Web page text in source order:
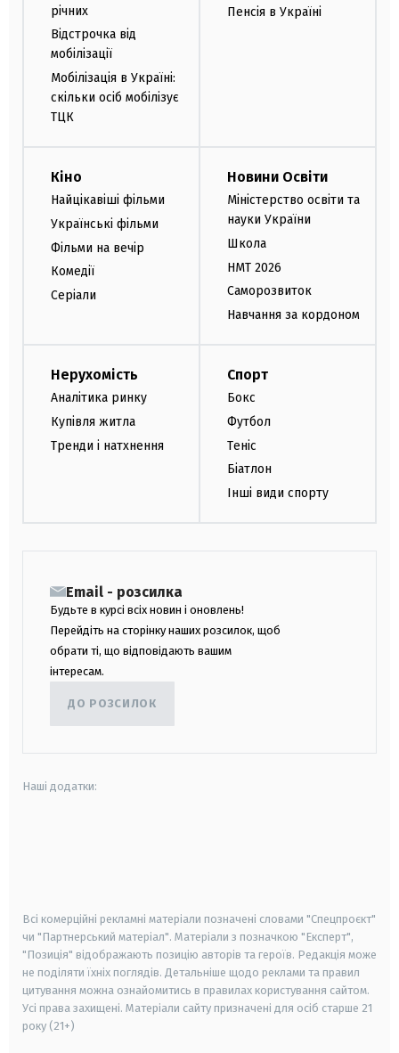
річних
Відстрочка від
мобілізації
Мобілізація в Україні:
скільки осіб мобілізує
ТЦК
Пенсія в Україні
Кіно
Найцікавіші фільми
Українські фільми
Фільми на вечір
Комедії
Серіали
Новини Освіти
Міністерство освіти та
науки України
Школа
НМТ 2026
Саморозвиток
Навчання за кордоном
Нерухомість
Аналітика ринку
Купівля житла
Тренди і натхнення
Спорт
Бокс
Футбол
Теніс
Біатлон
Інші види спорту
Email - розсилка
Будьте в курсі всіх новин і оновлень!
Перейдіть на сторінку наших розсилок, щоб
обрати ті, що відповідають вашим
інтересам.
ДО РОЗСИЛОК
Наші додатки:
Всі комерційні рекламні матеріали позначені словами "Спецпроєкт"
чи "Партнерський матеріал". Матеріали з позначкою "Експерт",
"Позиція" відображають позицію авторів та героїв. Редакція може
не поділяти їхніх поглядів. Детальніше щодо реклами та правил
цитування можна ознайомитись в правилах користування сайтом.
Усі права захищені. Матеріали сайту призначені для осіб старше 21
року (21+)